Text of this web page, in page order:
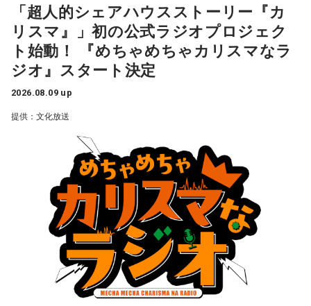
それとあわせて「6つの種」と呼ぶサブメッセージも発表され
ています。平野さんは、その1つとして『主語は「日本」対象
は「国民」日本まるごと、自分ごと』を紹介し、「国家公務
員の仕事は100兆円を超える国家予算のもとに、未来に向け
て一手を打つ、そんなスケールの大きな仕事です。目立つ仕
『国民のためを真剣に考える』『国民全員が対象の範囲であ
る』。そんな“静かな熱”を持って働いている人が多いです。こ
のサブメッセージには、そうした思いが込められていると思
っています」と語ります。
そして、最後に国家公務員の仕事について、「誰かの日常を
守ることでもあり、日本の未来に種をまく、非常にスケール
の大きなことでもあります。目立たなくても、時間がかかっ
ても、その先に“暮らし”がある。だからこそ、大きなやりがい
があります。『国のミライをつくる、唯一無二の挑戦があ
る』という言葉の意味を、今回のお話から少しでも感じてい
ただけたらうれしいです」と話していました。
奥迫：良かったです。私もそう思います。
江原：ねえ。そんな男を見抜けなかった自分を恥じるべき。
それでいて仰るように、結婚される彼女も気の毒ですね。
嫌ですね。
が）いると思う。
奥迫：なるほど！
江原：うん。もう、色んなところを物色して、（49歳）にも
なって何かチャラチャラと「俺様はモテるな～」なんて（勘
違いしているのでしょう）。アホな高校教師ですわ。社会性
がないのね、こういう人ってね。だけど、こんな男と結婚し
なくて良かったじゃない。
奥迫：良かったですよ！ もう、それを糧にして前を向いて。
私はある男性と4年前に職場で出会いました。男性は私の1つ
上で、高校教師です。とてもひょうきんな方で、話している
と楽しくて、すぐに仲良くなりました。ただ、男女関係はな
く、3年半以上、毎日LINEをしたり、仕事後にご飯に行った
り、海に行ったり、お花見をしたり、蛍を見に行ったりと、
楽しい時間を過ごしていました。
男性との繋がりが日常になっていた今年の3月末に、男性から
朝イチに職場で話を聞くと、彼は20年近く交際している彼女
がいて、入籍すると言われました。突然すぎてビックリし
て、その場はおめでとうございますと伝えましたが、時間が
経つにつれ、喪失感や絶望感、彼からの裏切りのような気持
ちがわきあがり、仕事中に男性を呼び出し、私や彼女に不誠
実ではないかと責めました。今後、プライベートな話はしな
いと告げ、今は仕事上の話しかしておらず、職場の雰囲気は
悪くなり、お互い、居心地が悪くなっています。
私は仕事上でも、プライベートでも、その男性を信頼してい
て、また、日常のLINEでも、男性は独身生活をアピールする
「超人的シェアハウスストーリー『カ
リスマ』」初の公式ラジオプロジェク
ト始動！ 『めちゃめちゃカリスマなラ
ジオ』スタート決定
2026.08.09 up
提供：文化放送